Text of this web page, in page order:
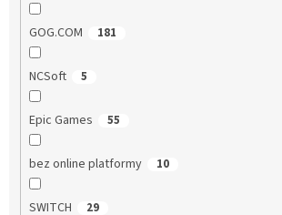
GOG.COM 181
NCSoft 5
Epic Games 55
bez online platformy 10
SWITCH 29